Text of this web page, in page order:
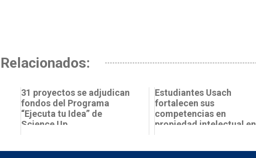
Relacionados:
31 proyectos se adjudican
fondos del Programa
“Ejecuta tu Idea” de
Science Up
Estudiantes Usach
fortalecen sus
competencias en
propiedad intelectual en